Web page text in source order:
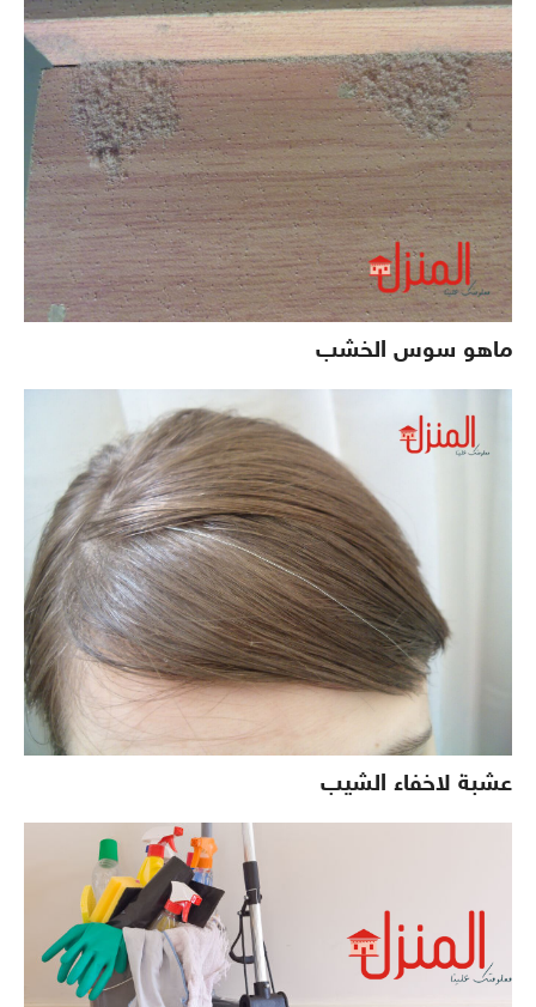
ماهو سوس الخشب
عشبة لاخفاء الشيب